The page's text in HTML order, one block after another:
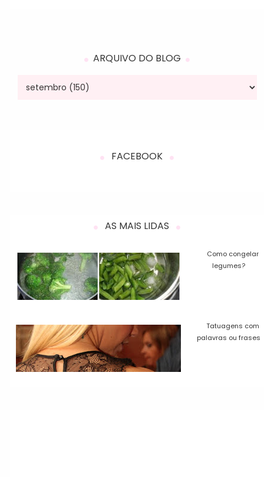
ARQUIVO DO BLOG
FACEBOOK
AS MAIS LIDAS
Como congelar
legumes?
Tatuagens com
palavras ou frases